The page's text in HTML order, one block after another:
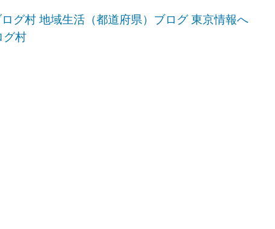
グ村